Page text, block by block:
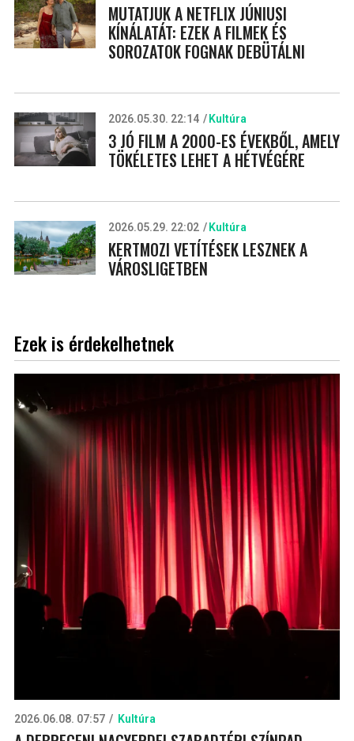
MUTATJUK A NETFLIX JÚNIUSI
KÍNÁLATÁT: EZEK A FILMEK ÉS
SOROZATOK FOGNAK DEBÜTÁLNI
2026.05.30. 22:14 Kultúra
3 JÓ FILM A 2000-ES ÉVEKBŐL, AMELY
TÖKÉLETES LEHET A HÉTVÉGÉRE
2026.05.29. 22:02 Kultúra
KERTMOZI VETÍTÉSEK LESZNEK A
VÁROSLIGETBEN
Ezek is érdekelhetnek
2026.06.08. 07:57 Kultúra